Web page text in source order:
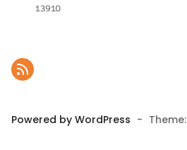
13910
Powered by WordPress -